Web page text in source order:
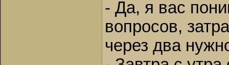
- Да, я вас
вопросов,
через два